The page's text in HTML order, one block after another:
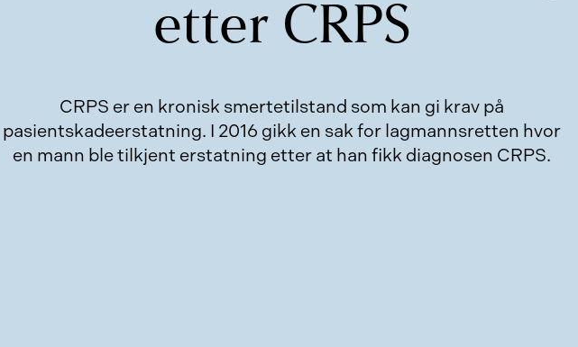
etter CRPS
CRPS er en kronisk smertetilstand som kan gi krav på
pasientskadeerstatning. I 2016 gikk en sak for lagmannsretten hvor
en mann ble tilkjent erstatning etter at han fikk diagnosen CRPS.